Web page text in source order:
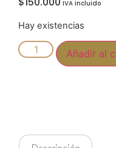
Hay existencias
Añadir al